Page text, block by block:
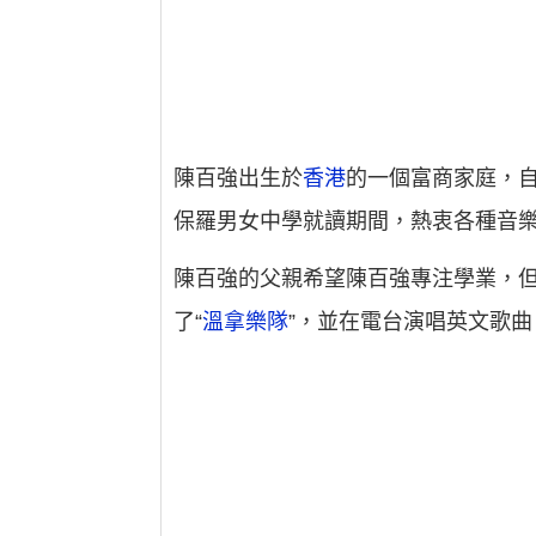
陳百強出生於香港的一個富商家庭，
保羅男女中學就讀期間，熱衷各種音
陳百強的父親希望陳百強專注學業，
了“溫拿樂隊”，並在電台演唱英文歌